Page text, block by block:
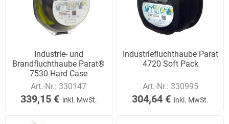
Industrie- und
Brandfluchthaube Parat®
7530 Hard Case
Art.-Nr.: 330147
339,15 € inkl. MwSt.
Industriefluchthaube Parat
4720 Soft Pack
Art.-Nr.: 330995
304,64 € inkl. MwSt.